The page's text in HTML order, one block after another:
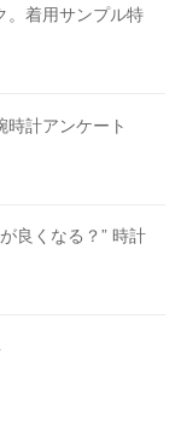
。着用サンプル特
計アンケート
良くなる？” 時計